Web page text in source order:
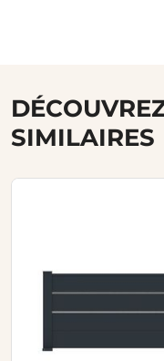
SIMILAIRES